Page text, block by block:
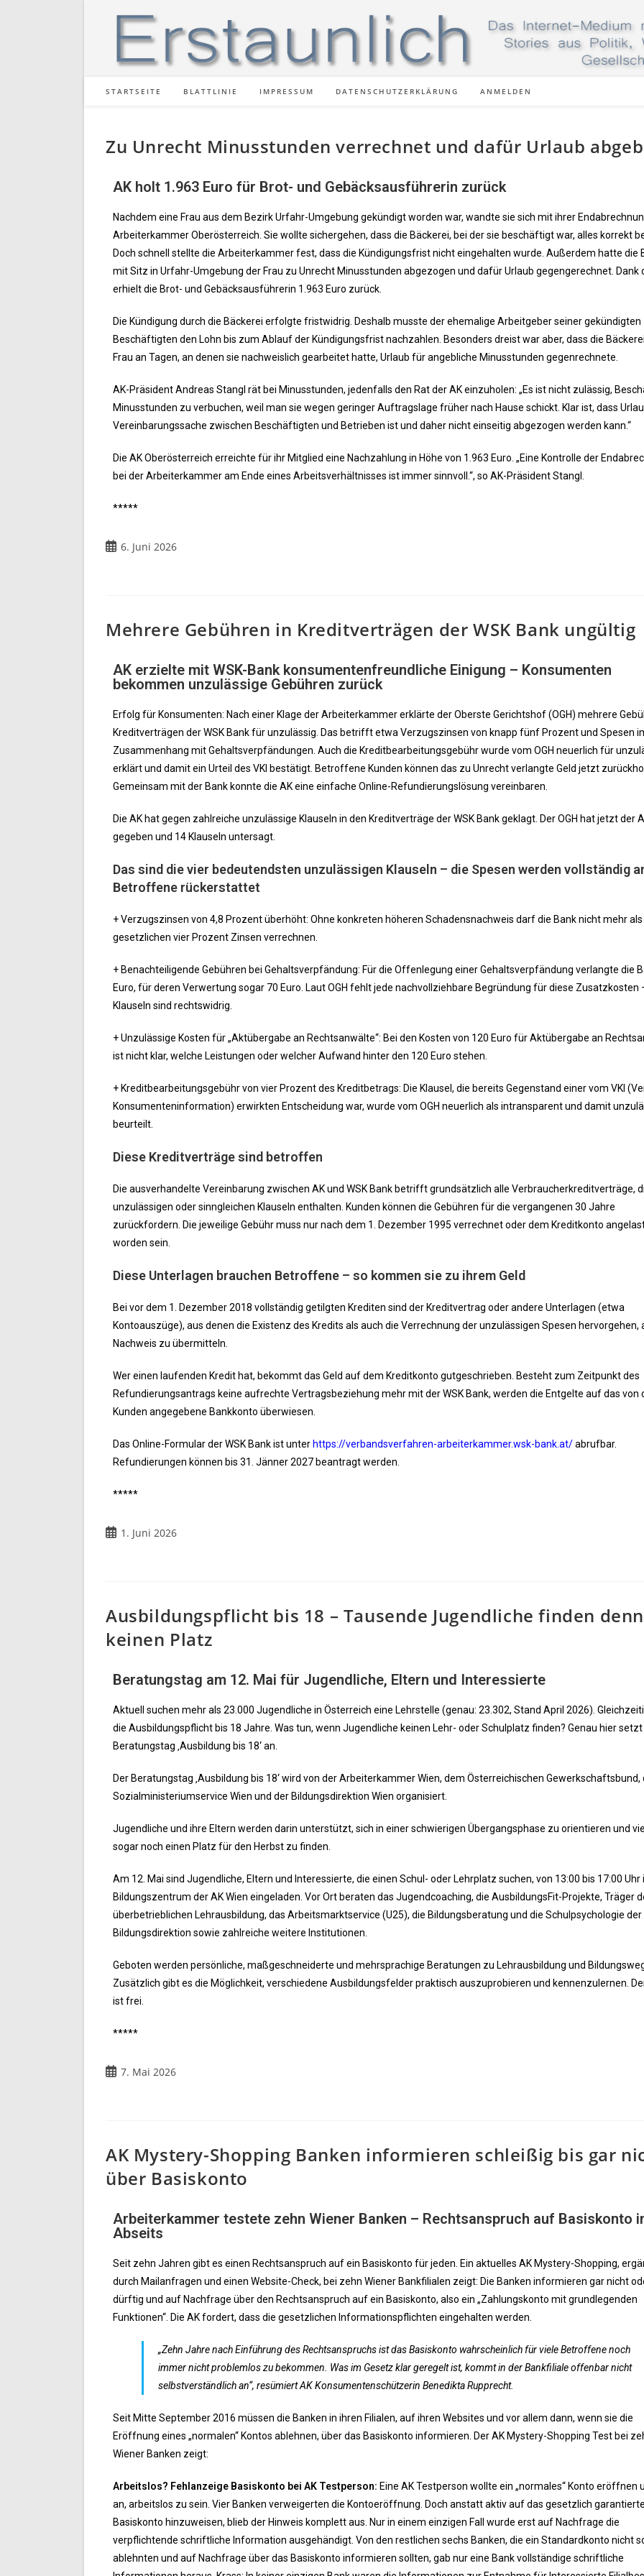
STARTSEITE BLATTLINIE IMPRESSUM DATENSCHUTZERKLÄRUNG ANMELDEN
Zu Unrecht Minusstunden verrechnet und dafür Urlaub
AK holt 1.963 Euro für Brot- und Gebäcksausführerin zurück
Nachdem eine Frau aus dem Bezirk Urfahr-Umgebung gekündigt worden war, wandte sie sich mit ihrer
Arbeiterkammer Oberösterreich. Sie wollte sichergehen, dass die Bäckerei, bei der sie beschäftigt war, alles korrekt
Doch schnell stellte die Arbeiterkammer fest, dass die Kündigungsfrist nicht eingehalten wurde. Außerdem hatte die
mit Sitz in Urfahr-Umgebung der Frau zu Unrecht Minusstunden abgezogen und dafür Urlaub gegengerechnet. Dank
erhielt die Brot- und Gebäcksausführerin 1.963 Euro zurück.
Die Kündigung durch die Bäckerei erfolgte fristwidrig. Deshalb musste der ehemalige Arbeitgeber seiner gekündigten
Beschäftigten den Lohn bis zum Ablauf der Kündigungsfrist nachzahlen. Besonders dreist war aber, dass die
Frau an Tagen, an denen sie nachweislich gearbeitet hatte, Urlaub für angebliche Minusstunden gegenrechnete.
AK-Präsident Andreas Stangl rät bei Minusstunden, jedenfalls den Rat der AK einzuholen: „Es ist nicht zulässig,
Minusstunden zu verbuchen, weil man sie wegen geringer Auftragslage früher nach Hause schickt. Klar ist, dass
Vereinbarungssache zwischen Beschäftigten und Betrieben ist und daher nicht einseitig abgezogen werden kann.“
Die AK Oberösterreich erreichte für ihr Mitglied eine Nachzahlung in Höhe von 1.963 Euro. „Eine Kontrolle der
bei der Arbeiterkammer am Ende eines Arbeitsverhältnisses ist immer sinnvoll.“, so AK-Präsident Stangl.
*****
6. Juni 2026
Mehrere Gebühren in Kreditverträgen der WSK Bank ungültig
AK erzielte mit WSK-Bank konsumentenfreundliche Einigung – Konsumenten
bekommen unzulässige Gebühren zurück
Erfolg für Konsumenten: Nach einer Klage der Arbeiterkammer erklärte der Oberste Gerichtshof (OGH) mehrere
Kreditverträgen der WSK Bank für unzulässig. Das betrifft etwa Verzugszinsen von knapp fünf Prozent und Spesen
Zusammenhang mit Gehaltsverpfändungen. Auch die Kreditbearbeitungsgebühr wurde vom OGH neuerlich für
erklärt und damit ein Urteil des VKI bestätigt. Betroffene Kunden können das zu Unrecht verlangte Geld jetzt
Gemeinsam mit der Bank konnte die AK eine einfache Online-Refundierungslösung vereinbaren.
Die AK hat gegen zahlreiche unzulässige Klauseln in den Kreditverträge der WSK Bank geklagt. Der OGH hat jetzt der
gegeben und 14 Klauseln untersagt.
Das sind die vier bedeutendsten unzulässigen Klauseln – die Spesen werden vollständig
Betroffene rückerstattet
+ Verzugszinsen von 4,8 Prozent überhöht: Ohne konkreten höheren Schadensnachweis darf die Bank nicht mehr als
gesetzlichen vier Prozent Zinsen verrechnen.
+ Benachteiligende Gebühren bei Gehaltsverpfändung: Für die Offenlegung einer Gehaltsverpfändung verlangte die
Euro, für deren Verwertung sogar 70 Euro. Laut OGH fehlt jede nachvollziehbare Begründung für diese Zusatzkosten
Klauseln sind rechtswidrig.
+ Unzulässige Kosten für „Aktübergabe an Rechtsanwälte“: Bei den Kosten von 120 Euro für Aktübergabe an
ist nicht klar, welche Leistungen oder welcher Aufwand hinter den 120 Euro stehen.
+ Kreditbearbeitungsgebühr von vier Prozent des Kreditbetrags: Die Klausel, die bereits Gegenstand einer vom VKI
Konsumenteninformation) erwirkten Entscheidung war, wurde vom OGH neuerlich als intransparent und damit
beurteilt.
Diese Kreditverträge sind betroffen
Die ausverhandelte Vereinbarung zwischen AK und WSK Bank betrifft grundsätzlich alle Verbraucherkreditverträge,
unzulässigen oder sinngleichen Klauseln enthalten. Kunden können die Gebühren für die vergangenen 30 Jahre
zurückfordern. Die jeweilige Gebühr muss nur nach dem 1. Dezember 1995 verrechnet oder dem Kreditkonto
worden sein.
Diese Unterlagen brauchen Betroffene – so kommen sie zu ihrem Geld
Bei vor dem 1. Dezember 2018 vollständig getilgten Krediten sind der Kreditvertrag oder andere Unterlagen (etwa
Kontoauszüge), aus denen die Existenz des Kredits als auch die Verrechnung der unzulässigen Spesen hervorgehen,
Nachweis zu übermitteln.
Wer einen laufenden Kredit hat, bekommt das Geld auf dem Kreditkonto gutgeschrieben. Besteht zum Zeitpunkt des
Refundierungsantrags keine aufrechte Vertragsbeziehung mehr mit der WSK Bank, werden die Entgelte auf das von
Kunden angegebene Bankkonto überwiesen.
Das Online-Formular der WSK Bank ist unter https://verbandsverfahren-arbeiterkammer.wsk-bank.at/abrufbar.
Refundierungen können bis 31. Jänner 2027 beantragt werden.
*****
1. Juni 2026
Ausbildungspflicht bis 18 – Tausende Jugendliche finden
keinen Platz
Beratungstag am 12. Mai für Jugendliche, Eltern und Interessierte
Aktuell suchen mehr als 23.000 Jugendliche in Österreich eine Lehrstelle (genau: 23.302, Stand April 2026).
die Ausbildungspflicht bis 18 Jahre. Was tun, wenn Jugendliche keinen Lehr- oder Schulplatz finden? Genau hier
Beratungstag ‚Ausbildung bis 18‘ an.
Der Beratungstag ‚Ausbildung bis 18‘ wird von der Arbeiterkammer Wien, dem Österreichischen Gewerkschaftsbund,
Sozialministeriumservice Wien und der Bildungsdirektion Wien organisiert.
Jugendliche und ihre Eltern werden darin unterstützt, sich in einer schwierigen Übergangsphase zu orientieren und
sogar noch einen Platz für den Herbst zu finden.
Am 12. Mai sind Jugendliche, Eltern und Interessierte, die einen Schul- oder Lehrplatz suchen, von 13:00 bis 17:00 Uhr
Bildungszentrum der AK Wien eingeladen. Vor Ort beraten das Jugendcoaching, die AusbildungsFit-Projekte, Träger
überbetrieblichen Lehrausbildung, das Arbeitsmarktservice (U25), die Bildungsberatung und die Schulpsychologie der
Bildungsdirektion sowie zahlreiche weitere Institutionen.
Geboten werden persönliche, maßgeschneiderte und mehrsprachige Beratungen zu Lehrausbildung und
Zusätzlich gibt es die Möglichkeit, verschiedene Ausbildungsfelder praktisch auszuprobieren und kennenzulernen.
ist frei.
*****
7. Mai 2026
AK Mystery-Shopping Banken informieren schleißig bis gar
über Basiskonto
Arbeiterkammer testete zehn Wiener Banken – Rechtsanspruch auf Basiskonto
Abseits
Seit zehn Jahren gibt es einen Rechtsanspruch auf ein Basiskonto für jeden. Ein aktuelles AK Mystery-Shopping,
durch Mailanfragen und einen Website-Check, bei zehn Wiener Bankfilialen zeigt: Die Banken informieren gar nicht
dürftig und auf Nachfrage über den Rechtsanspruch auf ein Basiskonto, also ein „Zahlungskonto mit grundlegenden
Funktionen“. Die AK fordert, dass die gesetzlichen Informationspflichten eingehalten werden.
„Zehn Jahre nach Einführung des Rechtsanspruchs ist das Basiskonto wahrscheinlich für viele Betroffene noch
immer nicht problemlos zu bekommen. Was im Gesetz klar geregelt ist, kommt in der Bankfiliale offenbar nicht
selbstverständlich an“, resümiert AK Konsumentenschützerin Benedikta Rupprecht.
Seit Mitte September 2016 müssen die Banken in ihren Filialen, auf ihren Websites und vor allem dann, wenn sie die
Eröffnung eines „normalen“ Kontos ablehnen, über das Basiskonto informieren. Der AK Mystery-Shopping Test bei
Wiener Banken zeigt:
Arbeitslos? Fehlanzeige Basiskonto bei AK Testperson: Eine AK Testperson wollte ein „normales“ Konto eröffnen
an, arbeitslos zu sein. Vier Banken verweigerten die Kontoeröffnung. Doch anstatt aktiv auf das gesetzlich garantierte
Basiskonto hinzuweisen, blieb der Hinweis komplett aus. Nur in einem einzigen Fall wurde erst auf Nachfrage die
verpflichtende schriftliche Information ausgehändigt. Von den restlichen sechs Banken, die ein Standardkonto nicht
ablehnten und auf Nachfrage über das Basiskonto informieren sollten, gab nur eine Bank vollständige schriftliche